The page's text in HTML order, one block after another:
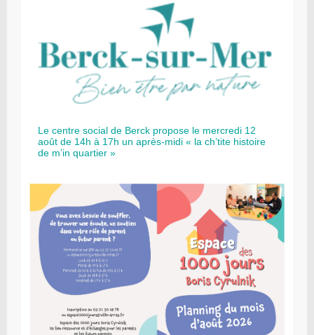
Le centre social de Berck propose le mercredi 12
août de 14h à 17h un après-midi « la ch’tite histoire
de m’in quartier »